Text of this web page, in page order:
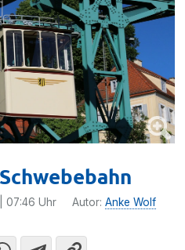
| 07:46 Uhr Autor:Anke Wolf